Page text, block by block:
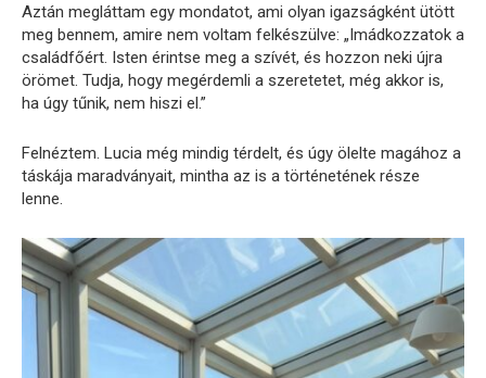
Aztán megláttam egy mondatot, ami olyan igazságként ütött
meg bennem, amire nem voltam felkészülve: „Imádkozzatok a
családfőért. Isten érintse meg a szívét, és hozzon neki újra
örömet. Tudja, hogy megérdemli a szeretetet, még akkor is,
ha úgy tűnik, nem hiszi el.”
Felnéztem. Lucia még mindig térdelt, és úgy ölelte magához a
táskája maradványait, mintha az is a történetének része
lenne.